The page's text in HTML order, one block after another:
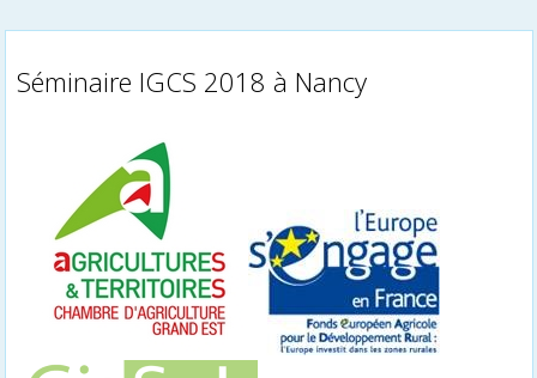
Séminaire IGCS 2018 à Nancy